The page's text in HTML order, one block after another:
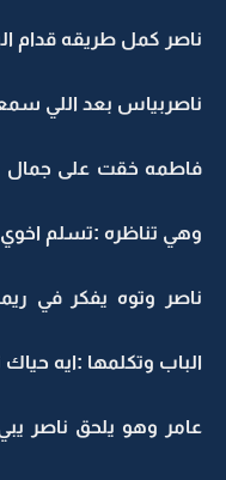
ناصر كمل طريقه قدام
ناصربياس بعد اللي
فاطمه خقت على جمال
وهي تناظره :تسلم اخوي
ناصر وتوه يفكر في
الباب وتكلمها :ايه
عامر وهو يلحق ناصر